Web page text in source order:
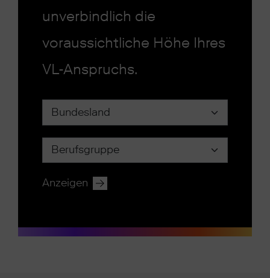
unverbindlich die
voraussichtliche Höhe Ihres
VL-Anspruchs.
Anzeigen